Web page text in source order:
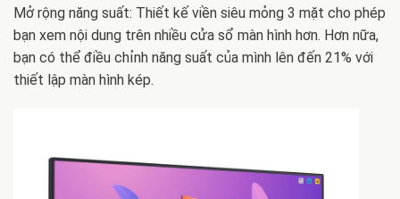
Mở rộng năng suất: Thiết kế viền siêu mỏng 3 mặt cho phép
bạn xem nội dung trên nhiều cửa sổ màn hình hơn. Hơn nữa,
bạn có thể điều chỉnh năng suất của mình lên đến 21% với
thiết lập màn hình kép.